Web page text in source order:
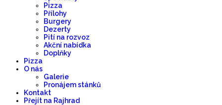
Pizza
Přílohy
Burgery
Dezerty
Pití na rozvoz
Akční nabídka
Doplňky
Pizza
O nás
Galerie
Pronájem stánků
Kontakt
Přejít na Rajhrad